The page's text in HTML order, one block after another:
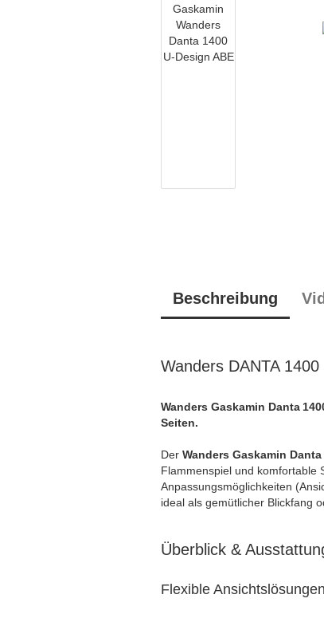
Beschreibung
Wanders DANTA
Wanders Gaskamin Danta
Seiten.
Der Wanders Gaskamin Danta
Flammenspiel und komfortable
Anpassungsmöglichkeiten
ideal als gemütlicher Blickfang
Überblick &
Flexible